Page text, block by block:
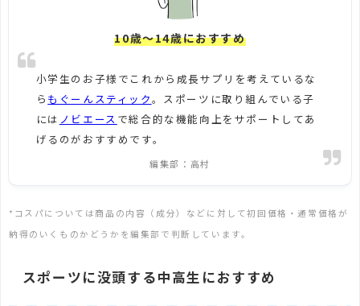
10歳～14歳におすすめ
小学生のお子様でこれから成長サプリを考えているな
ら もぐーんスティック。スポーツに取り組んでいる子
には ノビエース で総合的な機能向上をサポートしてあ
げるのがおすすめです。
編集部：高村
*コスパについては商品の内容（成分）などに対して初回価格・通常価格が
納得のいくものかどうかを編集部で判断しています。
スポーツに没頭する中高生におすすめ